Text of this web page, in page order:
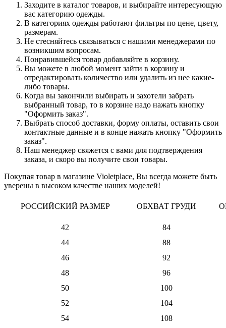
Заходите в каталог товаров, и выбирайте интересующую
вас категорию одежды.
В категориях одежды работают фильтры по цене, цвету,
размерам.
Не стесняйтесь связываться с нашими менеджерами по
возникшим вопросам.
Понравившейся товар добавляйте в корзину.
Вы можете в любой момент зайти в корзину и
отредактировать количество или удалить из нее какие-
либо товары.
Когда вы закончили выбирать и захотели забрать
выбранный товар, то в корзине надо нажать кнопку
"Оформить заказ".
Выбрать способ доставки, форму оплаты, оставить свои
контактные данные и в конце нажать кнопку "Оформить
заказ".
Наш менеджер свяжется с вами для подтверждения
заказа, и скоро вы получите свои товары.
Покупая товар в магазине Violetplace, Вы всегда можете быть
уверены в высоком качестве наших моделей!
РОССИЙСКИЙ РАЗМЕР ОБХВАТ ГРУДИ
42
84
44
88
46
92
48
96
50
100
52
104
54
108